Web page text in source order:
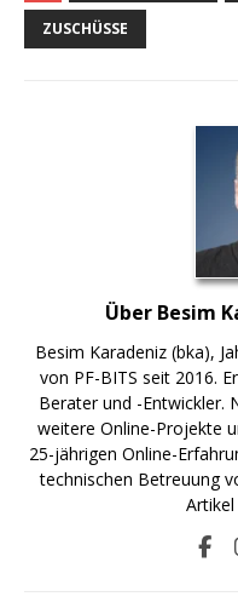
ZUSCHÜSSE
Über Besim
Besim Karadeniz (bka),
von PF-BITS seit 2016.
Berater und -Entwickler.
weitere Online-Projekte
25-jährigen Online-
technischen Betreuung